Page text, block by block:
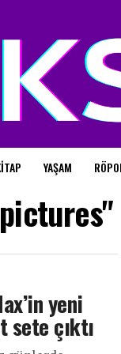
YAŞAM
yeni
sete çıktı